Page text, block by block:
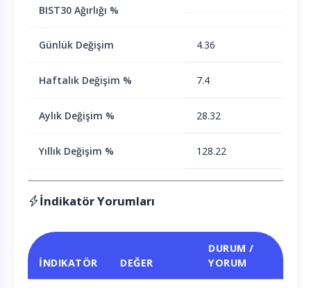
BIST30 Ağırlığı %
Günlük Değişim 4.36
Haftalık Değişim % 7.4
Aylık Değişim % 28.32
Yıllık Değişim % 128.22
İndikatör Yorumları
İNDIKATÖR DEĞER
DURUM /
YORUM